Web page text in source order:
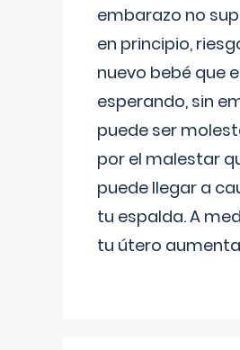
embarazo no
en principio,
nuevo bebé que
esperando, sin
puede ser
por el malestar
puede llegar a
tu espalda. A
tu útero aumenta